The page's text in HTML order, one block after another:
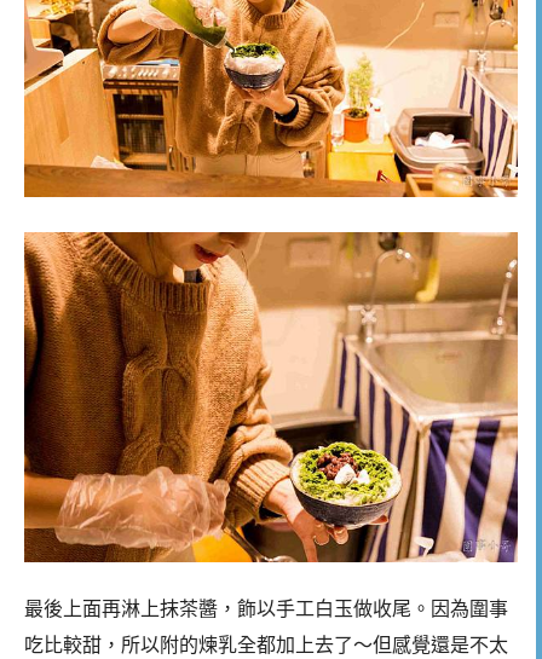
最後上面再淋上抹茶醬，飾以手工白玉做收尾。因為圍事
吃比較甜，所以附的煉乳全都加上去了～但感覺還是不太